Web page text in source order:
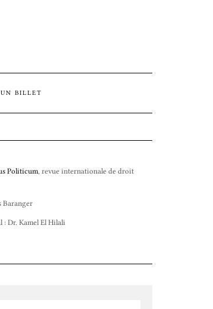
BILLET
Politicum, revue internationale de droit
Baranger
: Dr. Kamel El Hilali